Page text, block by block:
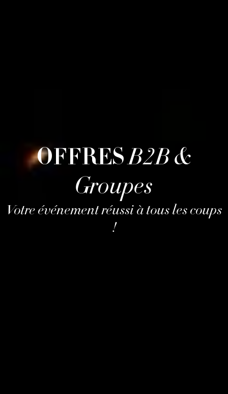
OFFRESB2B &
Groupes
Votre événement réussi à tous les coups
!